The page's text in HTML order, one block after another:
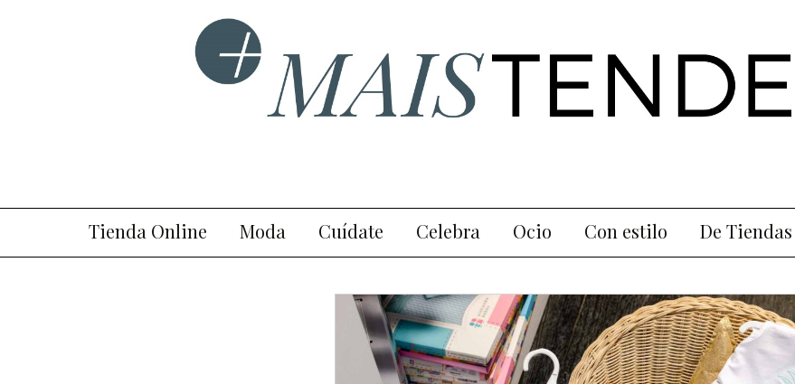
MaisTendencia
contenido
Tienda Online Moda Cuídate Celebra Ocio Con estilo De Tiendas